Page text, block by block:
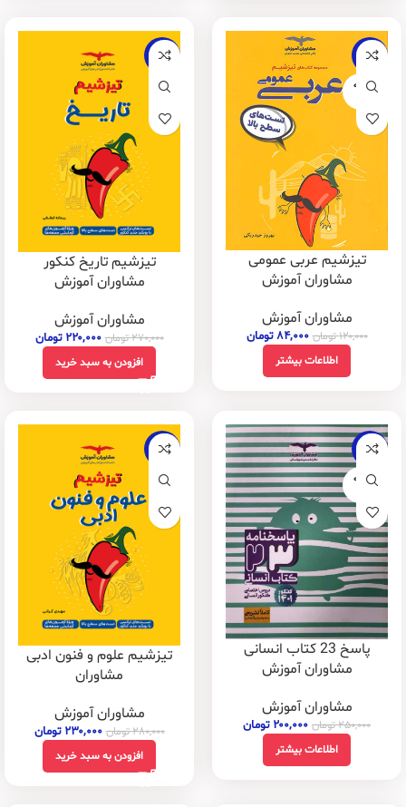
-30%
فروخته
تیزشیم عربی عمومی
مشاوران آموزش
مشاوران آموزش
۱۲۰,۰۰۰تومان ۸۴,۰۰۰ تومان
اطلاعات بیشتر
-19%
تیزشیم تاریخ کنکور
مشاوران آموزش
مشاوران آموزش
۲۷۰,۰۰۰تومان ۲۲۰,۰۰۰ تومان
افزودن به سبد خرید
-20%
فروخته
پاسخ 23 کتاب انسانی
مشاوران آموزش
مشاوران آموزش
۲۵۰,۰۰۰تومان ۲۰۰,۰۰۰ تومان
اطلاعات بیشتر
-18%
تیزشیم علوم و فنون ادبی
مشاوران
مشاوران آموزش
۲۸۰,۰۰۰تومان ۲۳۰,۰۰۰ تومان
افزودن به سبد خرید